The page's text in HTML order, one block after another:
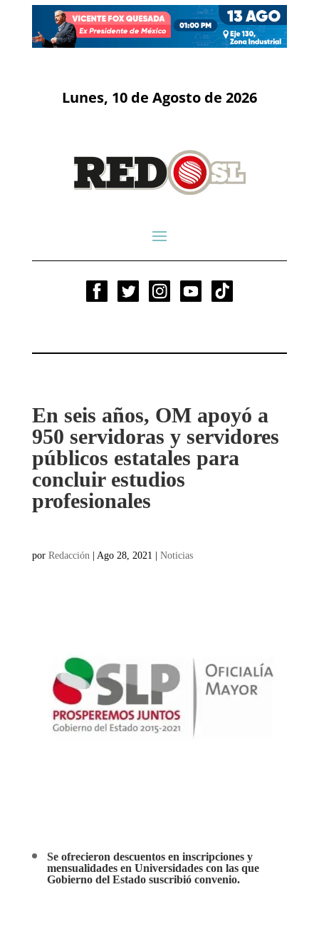
Lunes, 10 de Agosto de 2026
En seis años, OM apoyó a
950 servidoras y servidores
públicos estatales para
concluir estudios
profesionales
por Redacción | Ago 28, 2021 | Noticias
Se ofrecieron descuentos en inscripciones y
mensualidades en Universidades con las que
Gobierno del Estado suscribió convenio.